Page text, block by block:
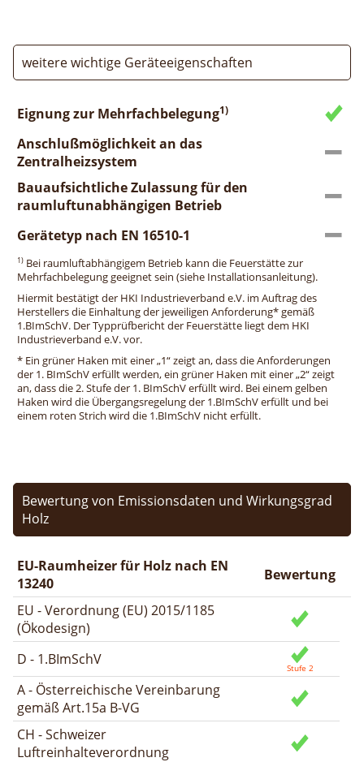
weitere wichtige Geräteeigenschaften
Eignung zur Mehrfachbelegung1)
Anschlußmöglichkeit an das
Zentralheizsystem
Bauaufsichtliche Zulassung für den
raumluftunabhängigen Betrieb
Gerätetyp nach EN 16510-1
1) Bei raumluftabhängigem Betrieb kann die Feuerstätte zur
Mehrfachbelegung geeignet sein (siehe Installationsanleitung).
Hiermit bestätigt der HKI Industrieverband e.V. im Auftrag des
Herstellers die Einhaltung der jeweiligen Anforderung* gemäß
1.BImSchV. Der Typprüfbericht der Feuerstätte liegt dem HKI
Industrieverband e.V. vor.
* Ein grüner Haken mit einer „1“ zeigt an, dass die Anforderungen
der 1. BImSchV erfüllt werden, ein grüner Haken mit einer „2“ zeigt
an, dass die 2. Stufe der 1. BImSchV erfüllt wird. Bei einem gelben
Haken wird die Übergangsregelung der 1.BImSchV erfüllt und bei
einem roten Strich wird die 1.BImSchV nicht erfüllt.
Bewertung von Emissionsdaten und Wirkungsgrad
Holz
EU-Raumheizer für Holz nach EN
13240
Bewertung
EU - Verordnung (EU) 2015/1185
(Ökodesign)
D - 1.BImSchV
A - Österreichische Vereinbarung
gemäß Art.15a B-VG
CH - Schweizer
Luftreinhalteverordnung